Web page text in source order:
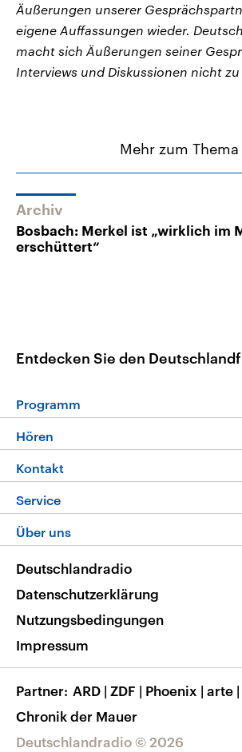
Äußerungen unserer
eigene Auffassungen wieder.
macht sich Äußerungen seiner
Interviews und Diskussionen nicht zu
Mehr zum Thema
Archiv
Bosbach: Merkel ist „wirklich im
erschüttert“
Entdecken Sie den
Programm
Programm
Die Nachrichten
Nachrichtenleicht
Neue Beiträge auf dlf.de
Hören
Livestream
Podcasts
Deutschlandfunk App
Nachrichten App
Frequenzen
Kontakt
Hörerservice
Service
FAQ
Veranstaltungen
Musikliste
RSS
Über uns
Barrierefreiheit
Deutschlandradio © 2026
Deutschlandradio
Datenschutzerklärung
Nutzungsbedingungen
Impressum
Partner ARD | ZDF | Phoenix | arte |
Chronik der Mauer